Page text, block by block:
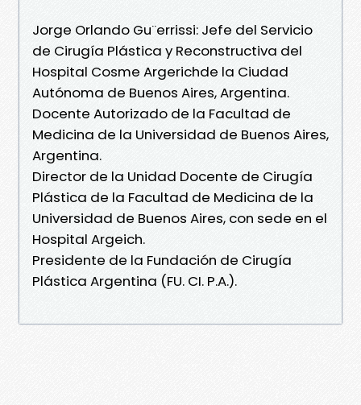
Jorge Orlando Gu¨errissi: Jefe del Servicio
de Cirugía Plástica y Reconstructiva del
Hospital Cosme Argerichde la Ciudad
Autónoma de Buenos Aires, Argentina.
Docente Autorizado de la Facultad de
Medicina de la Universidad de Buenos Aires,
Argentina.
Director de la Unidad Docente de Cirugía
Plástica de la Facultad de Medicina de la
Universidad de Buenos Aires, con sede en el
Hospital Argeich.
Presidente de la Fundación de Cirugía
Plástica Argentina (FU. CI. P.A.).